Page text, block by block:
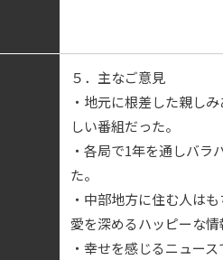
５．主なご意見
・地元に根差した親し
しい番組だった。
・各局で1年を通しバ
た。
・中部地方に住む人は
愛を深めるハッピーな情
・幸せを感じるニュー